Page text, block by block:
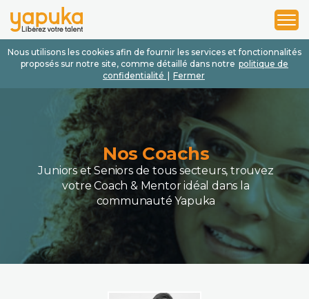
Nous utilisons les cookies afin de fournir les services et fonctionnalités
proposés sur notre site, comme détaillé dans notre politique de
confidentialité
Fermer
1
2
3
Nos Coachs
Juniors et Seniors de tous secteurs, trouvez
votre Coach & Mentor idéal dans la
communauté Yapuka